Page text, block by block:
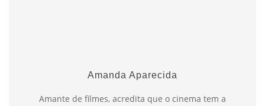
Amanda Aparecida
Amante de filmes, acredita que o cinema tem a